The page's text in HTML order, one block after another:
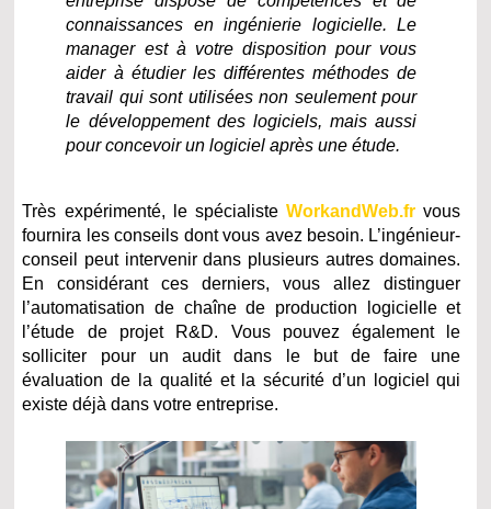
connaissances en ingénierie logicielle. Le
manager est à votre disposition pour vous
aider à étudier les différentes méthodes de
travail qui sont utilisées non seulement pour
le développement des logiciels, mais aussi
pour concevoir un logiciel après une étude.
Très expérimenté, le spécialisteWorkandWeb.fr vous
fournira les conseils dont vous avez besoin. L’ingénieur-
conseil peut intervenir dans plusieurs autres domaines.
En considérant ces derniers, vous allez distinguer
l’automatisation de chaîne de production logicielle et
l’étude de projet R&D. Vous pouvez également le
solliciter pour un audit dans le but de faire une
évaluation de la qualité et la sécurité d’un logiciel qui
existe déjà dans votre entreprise.